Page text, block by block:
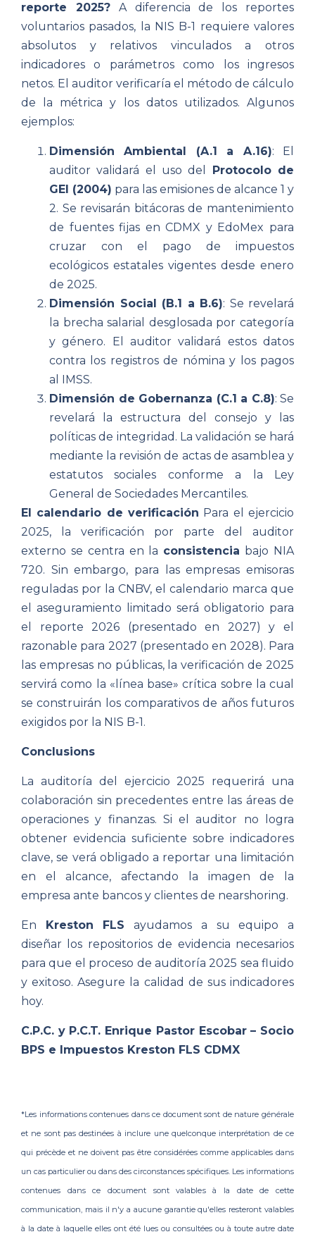
reporte 2025?A diferencia de los reportes
voluntarios pasados, la NIS B-1 requiere valores
absolutos y relativos vinculados a otros
indicadores o parámetros como los ingresos
netos. El auditor verificaría el método de cálculo
de la métrica y los datos utilizados. Algunos
ejemplos:
Dimensión Ambiental (A.1 a A.16): El
auditor validará el uso del Protocolo de
GEI (2004) para las emisiones de alcance 1 y
2. Se revisarán bitácoras de mantenimiento
de fuentes fijas en CDMX y EdoMex para
cruzar con el pago de impuestos
ecológicos estatales vigentes desde enero
de 2025.
Dimensión Social (B.1 a B.6): Se revelará
la brecha salarial desglosada por categoría
y género. El auditor validará estos datos
contra los registros de nómina y los pagos
al IMSS.
Dimensión de Gobernanza (C.1 a C.8): Se
revelará la estructura del consejo y las
políticas de integridad. La validación se hará
mediante la revisión de actas de asamblea y
estatutos sociales conforme a la Ley
General de Sociedades Mercantiles.
El calendario de verificación Para el ejercicio
2025, la verificación por parte del auditor
externo se centra en la consistencia bajo NIA
720. Sin embargo, para las empresas emisoras
reguladas por la CNBV, el calendario marca que
el aseguramiento limitado será obligatorio para
el reporte 2026 (presentado en 2027) y el
razonable para 2027 (presentado en 2028). Para
las empresas no públicas, la verificación de 2025
servirá como la «línea base» crítica sobre la cual
se construirán los comparativos de años futuros
exigidos por la NIS B-1.
Conclusions
La auditoría del ejercicio 2025 requerirá una
colaboración sin precedentes entre las áreas de
operaciones y finanzas. Si el auditor no logra
obtener evidencia suficiente sobre indicadores
clave, se verá obligado a reportar una limitación
en el alcance, afectando la imagen de la
empresa ante bancos y clientes de nearshoring.
En Kreston FLS ayudamos a su equipo a
diseñar los repositorios de evidencia necesarios
para que el proceso de auditoría 2025 sea fluido
y exitoso. Asegure la calidad de sus indicadores
hoy.
C.P.C. y P.C.T. Enrique Pastor Escobar – Socio
BPS e Impuestos Kreston FLS CDMX
*Les informations contenues dans ce document sont de nature générale
et ne sont pas destinées à inclure une quelconque interprétation de ce
qui précède et ne doivent pas être considérées comme applicables dans
un cas particulier ou dans des circonstances spécifiques. Les informations
contenues dans ce document sont valables à la date de cette
communication, mais il n'y a aucune garantie qu'elles resteront valables
à la date à laquelle elles ont été lues ou consultées ou à toute autre date